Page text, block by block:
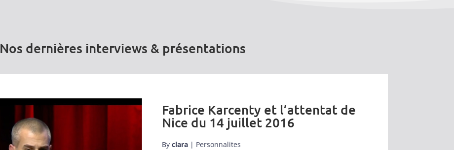
Nos dernières interviews & présentations
Fabrice Karcenty et l’attentat de
Nice du 14 juillet 2016
By clara | Personnalites